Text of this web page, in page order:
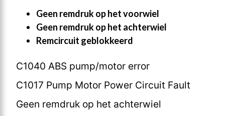
Geen remdruk op het voorwiel
Geen remdruk op het achterwiel
Remcircuit geblokkeerd
C1040 ABS pump/motor error
C1017 Pump Motor Power Circuit Fault
Geen remdruk op het achterwiel